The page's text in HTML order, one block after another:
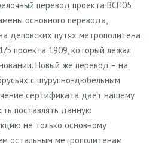
перевод проекта ВСП05
основного перевода,
деповских путях метрополитена
5 проекта 1909, который лежал
Новый же перевод – на
с шурупно-дюбельным
сертификата дает нашему
поставлять данную
не только основному
остальным метрополитенам.